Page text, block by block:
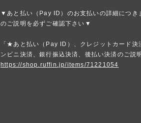
▼あと払い（Pay ID）のお支払いの詳細につき
のご説明を必ずご確認下さい▼
「★あと払い（Pay ID）、クレジットカード決
ンビニ決済、銀行振込決済、後払い決済のご説明
https://shop.ruffin.jp/items/71221054